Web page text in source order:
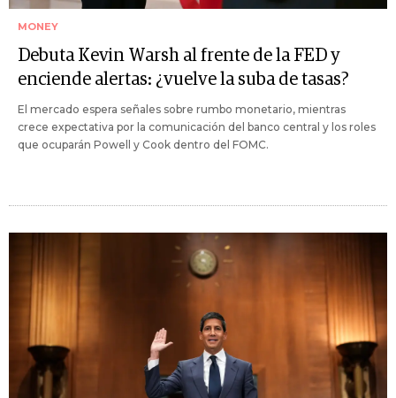
MONEY
Debuta Kevin Warsh al frente de la FED y
enciende alertas: ¿vuelve la suba de tasas?
El mercado espera señales sobre rumbo monetario, mientras
crece expectativa por la comunicación del banco central y los roles
que ocuparán Powell y Cook dentro del FOMC.